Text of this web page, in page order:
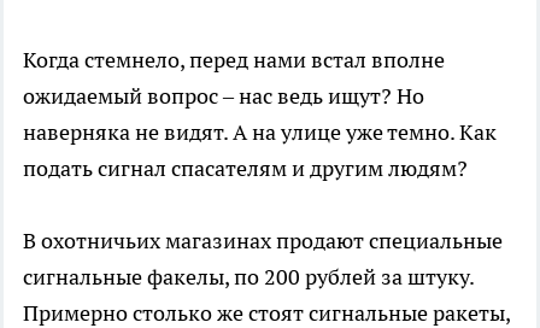
Когда стемнело, перед нами встал вполне
ожидаемый вопрос – нас ведь ищут? Но
наверняка не видят. А на улице уже темно. Как
подать сигнал спасателям и другим людям?
В охотничьих магазинах продают специальные
сигнальные факелы, по 200 рублей за штуку.
Примерно столько же стоят сигнальные ракеты,